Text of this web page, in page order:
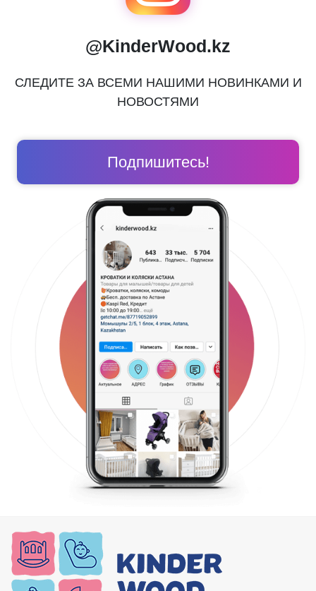
@KinderWood.kz
СЛЕДИТЕ ЗА ВСЕМИ НАШИМИ НОВИНКАМИ И
НОВОСТЯМИ
Подпишитесь!